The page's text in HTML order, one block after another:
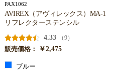
PAX1062
AVIREX（アヴィレックス）MA-1
リフレクターステンシル
4.33
（9）
販売価格：
￥2,475
ブルー